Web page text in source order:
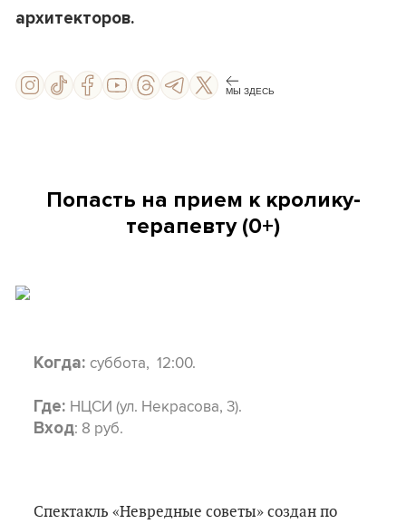
архитекторов.
МЫ ЗДЕСЬ
Попасть на прием к кролику-
терапевту (0+)
Когда: суббота, 12:00.
Где: НЦСИ (ул. Некрасова, 3).
Вход: 8 руб.
Спектакль «Невредные советы» создан по